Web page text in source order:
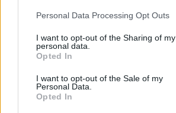
Personal Data Processing Opt Outs
I want to opt-out of the Sharing of my
personal data.
Opted In
I want to opt-out of the Sale of my
Personal Data.
Opted In